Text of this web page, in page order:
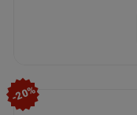
-20%